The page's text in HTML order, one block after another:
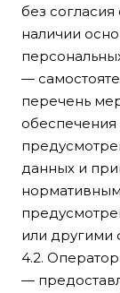
без
наличии
—
перечень
данных и
или другими
4.2.
—